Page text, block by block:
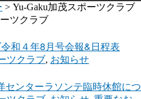
> Yu-Gaku加茂スポーツクラブ
ツクラブ
和４年8月号会報&日程表
ツクラブ, お知らせ
センターラソンテ臨時休館に